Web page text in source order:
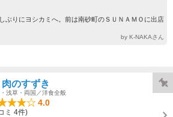
ぶりにヨシカミへ。前は南砂町のＳＵＮＡＭＯに出店
by K-NAKAさん
肉のすずき
・浅草・両国／洋食全般
4.0
ミ 4件)